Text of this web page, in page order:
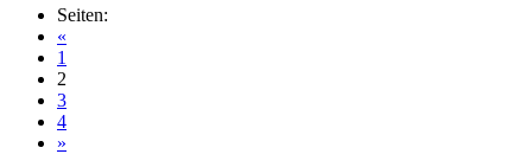
Seiten:
«
1
2
3
4
»